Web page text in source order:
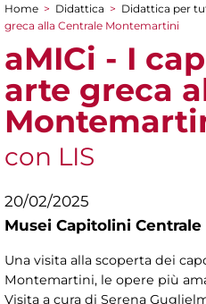
Tu sei qui
Home > Didattica > Didattica per
greca alla Centrale Montemartini
aMICi - I
arte greca
con LIS
20/02/2025
Musei Capitolini
Una visita alla scoperta dei
Montemartini, le opere più
Visita a cura di Serena